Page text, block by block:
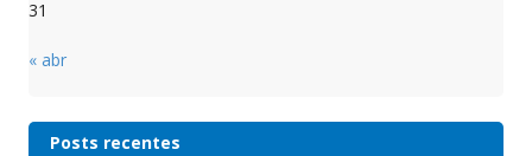
31
« abr
Posts recentes